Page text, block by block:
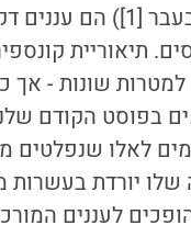
שובלי התעבות (עליהם כבר
תיאוריית
שונות - אך
לאלו
יורדת בעשרות
לעננים